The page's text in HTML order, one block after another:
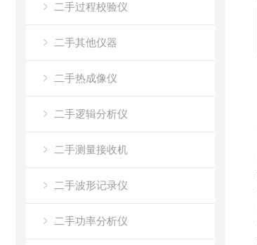
二手过程校验仪
二手其他仪器
二手热成像仪
二手逻辑分析仪
二手测量接收机
二手波形记录仪
二手功率分析仪